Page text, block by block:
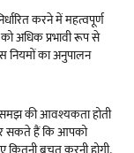
करने में महत्वपूर्ण
अधिक प्रभावी रूप से
नियमों का अनुपालन
की आवश्यकता होती
सकते हैं कि आपको
कितनी बचत करनी होगी.